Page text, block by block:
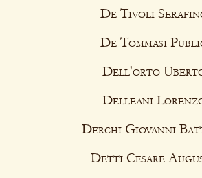
De Tivoli
De Tommasi
Dell'orto
Delleani
Derchi Giovanni
Detti Cesare